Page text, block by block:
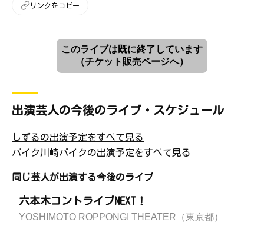
リンクをコピー
このライブは既に終了しています
（チケット販売ページへ）
出演芸人の今後のライブ・スケジュール
しずるの出演予定をすべて見る
バイク川崎バイクの出演予定をすべて見る
同じ芸人が出演する今後のライブ
六本木コントライブNEXT！
YOSHIMOTO ROPPONGI THEATER（東京都）